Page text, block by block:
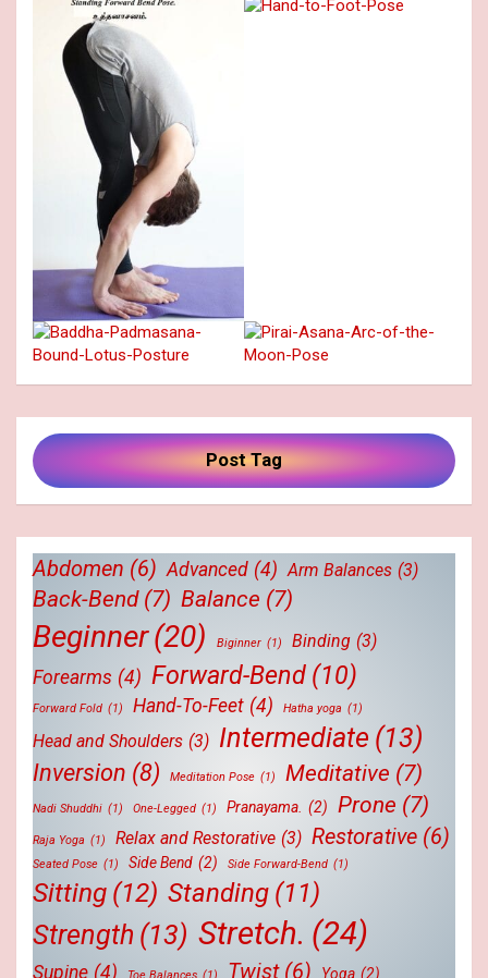
Post Tag
Abdomen (6) Advanced (4) Arm Balances (3)
Back-Bend (7) Balance (7)
Beginner(20) Biginner (1) Binding (3)
Forearms (4) Forward-Bend (10)
Forward Fold (1) Hand-To-Feet (4) Hatha yoga (1)
Head and Shoulders (3) Intermediate (13)
Inversion (8) Meditation Pose (1) Meditative (7)
Nadi Shuddhi (1) One-Legged (1) Pranayama. (2) Prone (7)
Raja Yoga (1) Relax and Restorative (3) Restorative (6)
Seated Pose (1) Side Bend (2) Side Forward-Bend (1)
Sitting (12) Standing (11)
Strength (13) Stretch. (24)
Supine (4) Toe Balances (1) Twist (6) Yoga (2)